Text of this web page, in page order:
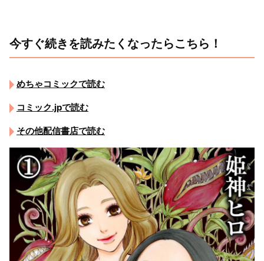
今すぐ続きを読みたくなったらこちら！
めちゃコミックで読む
コミック.jpで読む
その他配信書店で読む